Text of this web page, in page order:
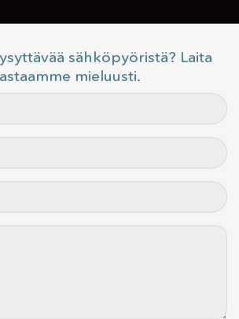
sähköpyöristä? Laita
mieluusti.